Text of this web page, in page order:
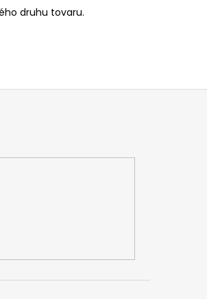
druhu tovaru.